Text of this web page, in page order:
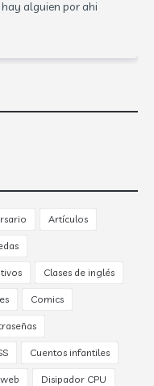
hay alguien por ahi
Artículos
Clases de inglés
Comics
Cuentos infantiles
Disipador CPU